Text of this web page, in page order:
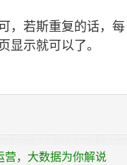
，若斯重复的话，每
示就可以了。
营，大数据为你解说